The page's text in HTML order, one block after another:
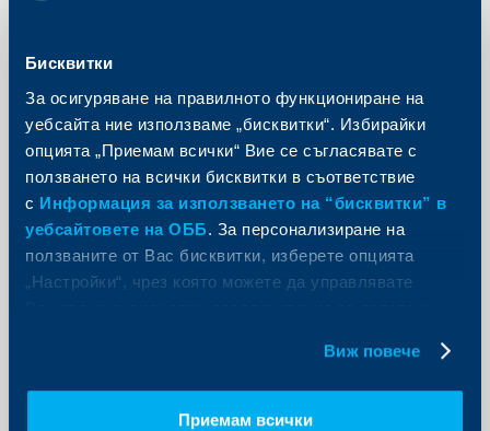
Бисквитки
За осигуряване на правилното функциониране на
уебсайта ние използваме „бисквитки“. Избирайки
опцията „Приемам всички“ Вие се съгласявате с
ползването на всички бисквитки в съответствие
с Информация за използването на “бисквитки” в
уебсайтовете на ОББ. За персонализиране на
ползваните от Вас бисквитки, изберете опцията
„Настройки“, чрез която можете да управлявате
Виж повече
Приемам всички
влоговете
11.09.2015 г.
Още
KBC Банк